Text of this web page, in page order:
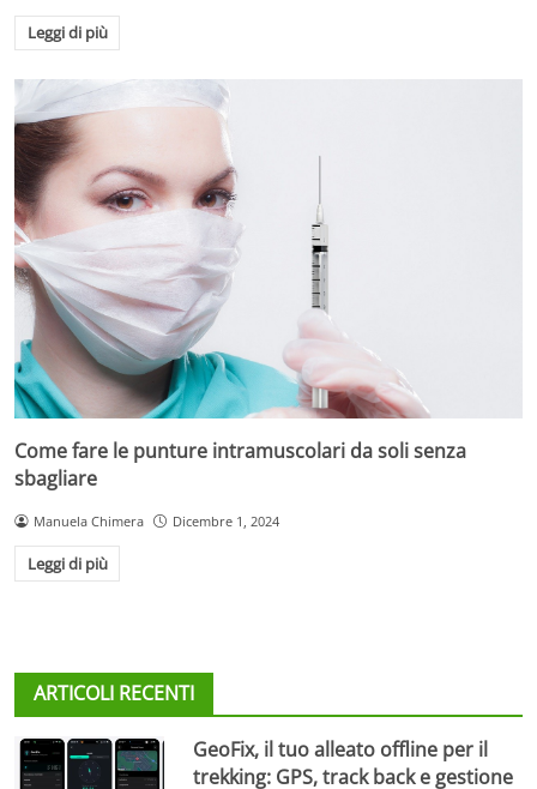
Leggi di più
Come fare le punture intramuscolari da soli senza
sbagliare
Manuela Chimera Dicembre 1, 2024
Leggi di più
ARTICOLI RECENTI
GeoFix, il tuo alleato offline per il
trekking: GPS, track back e gestione